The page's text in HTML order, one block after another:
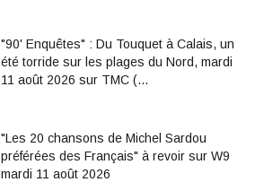
"90' Enquêtes" : Du Touquet à Calais, un
été torride sur les plages du Nord, mardi
11 août 2026 sur TMC (…
"Les 20 chansons de Michel Sardou
préférées des Français" à revoir sur W9
mardi 11 août 2026